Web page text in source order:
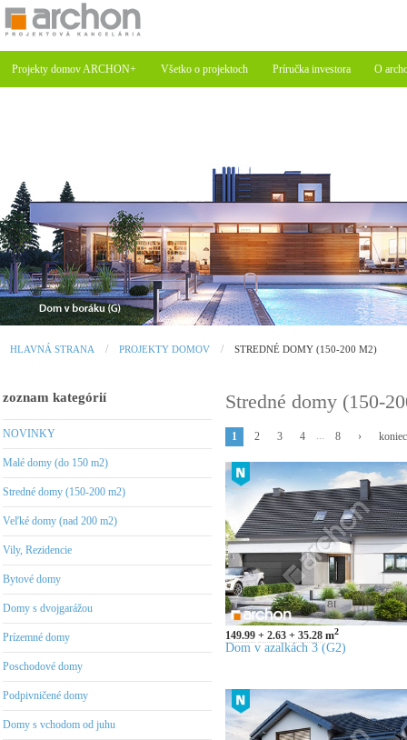
Projekty domov ARCHON+ Všetko o projektoch Príručka investora O
HLAVNÁ STRANA PROJEKTY DOMOV STREDNÉ DOMY (150-200 M2)
zoznam kategórií
NOVINKY
Malé domy (do 150 m2)
Stredné domy (150-200 m2)
Veľké domy (nad 200 m2)
Vily, Rezidencie
Bytové domy
Domy s dvojgarážou
Prízemné domy
Poschodové domy
Podpivničené domy
Domy s vchodom od juhu
Stredné domy (150-
1 2 3 4 ... 8 ›
149.99 2.63 35.28m2
Dom v azalkách 3 (G2)